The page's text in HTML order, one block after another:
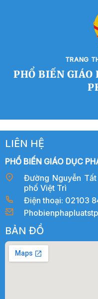
TRANG
PHỔ BIẾN GIÁO
LIÊN HỆ
PHỔ BIẾN GIÁO DỤC
Đường Nguyễn
phố Việt Trì
Điện thoại: 02103
BẢN ĐỒ